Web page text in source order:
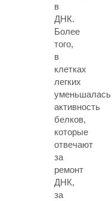
в
ДНК.
Более
того,
в
клетках
легких
уменьшалась
активность
белков,
которые
отвечают
за
ремонт
ДНК,
за